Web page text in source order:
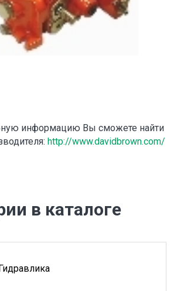
информацию Вы сможете найти
http://www.davidbrown.com/
в каталоге